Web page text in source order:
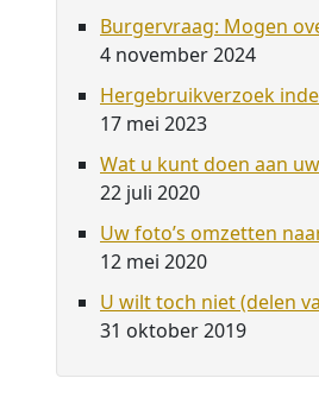
Burgervraag: Mogen
4 november 2024
Hergebruikverzoek
17 mei 2023
Wat u kunt doen aan
22 juli 2020
Uw foto’s omzetten
12 mei 2020
U wilt toch niet (delen
31 oktober 2019